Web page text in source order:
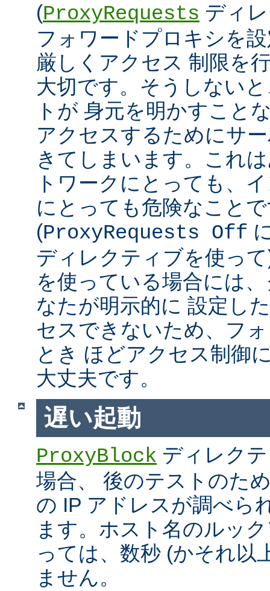
(ProxyRequests ディ
フォワードプロキシを
厳しくアクセス 制限を
大切です。そうしない
トが 身元を明かすこと
アクセスするためにサ
きてしまいます。これ
トワークにとっても、
にとっても危険なこと
(ProxyRequests Off
ディレクティブを使っ
を使っている場合には
なたが明示的に 設定し
セスできないため、フ
とき ほどアクセス制御
大丈夫です。
遅い起動
ProxyBlock ディレク
場合、 後のテストのた
の IP アドレスが調べら
ます。ホスト名のルッ
っては、数秒 (かそれ以
ません。